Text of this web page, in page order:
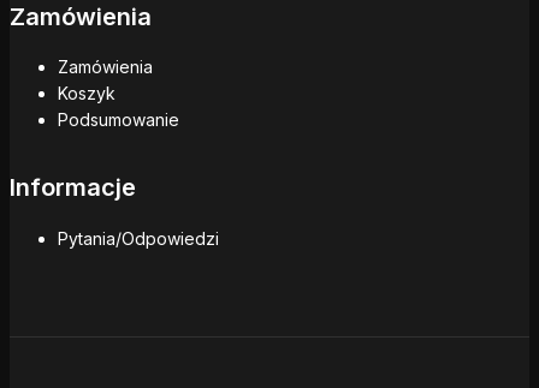
Zamówienia
Zamówienia
Koszyk
Podsumowanie
Informacje
Pytania/Odpowiedzi